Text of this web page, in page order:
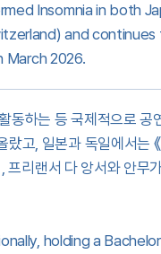
Insomnia in both
and
March 2026.
동하는 등 국제적으로 공
고, 일본과 독일에서는
리랜서 다 앙서와 안무
holding a